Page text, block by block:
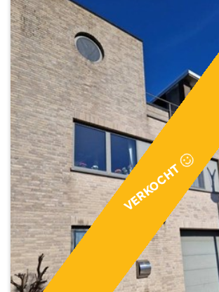
VERKOCHT